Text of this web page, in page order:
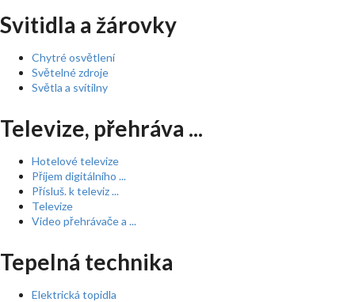
Svitidla a žárovky
Chytré osvětlení
Světelné zdroje
Světla a svítilny
Televize, přehráva ...
Hotelové televize
Příjem digitálního ...
Přísluš. k televiz ...
Televize
Video přehrávače a ...
Tepelná technika
Elektrická topidla